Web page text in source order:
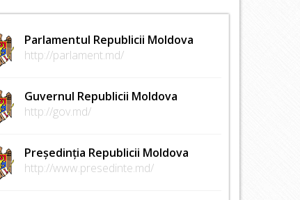
Parlamentul Republicii Moldova
http://parlament.md/
Guvernul Republicii Moldova
http://gov.md/
Președinția Republicii Moldova
http://www.presedinte.md/